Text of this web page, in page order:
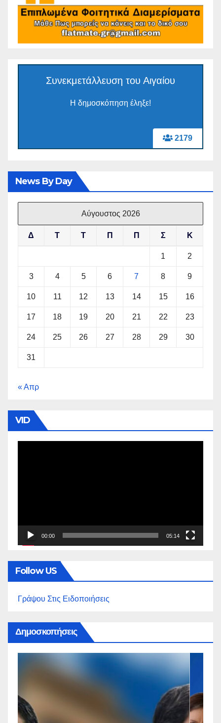
2179
Συνεκμετάλλευση του Αιγαίου
Η δημοσκόπηση έληξε!
News By Day
Αύγουστος 2026
Δ Τ Τ Π Π Σ Κ
1 2
3 4 5 6 7 8 9
10 11 12 13 14 15 16
17 18 19 20 21 22 23
24 25 26 27 28 29 30
31
« Απρ
VID
00:00 05:14
Follow US
Γράψου Στις Ειδοποιήσεις
Δημοσκοπήσεις